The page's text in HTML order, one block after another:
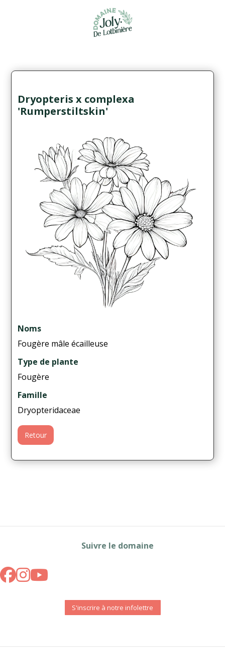
Dryopteris x complexa
'Rumperstiltskin'
Noms
Fougère mâle écailleuse
Type de plante
Fougère
Famille
Dryopteridaceae
Retour
Suivre le domaine
S'inscrire à notre infolettre